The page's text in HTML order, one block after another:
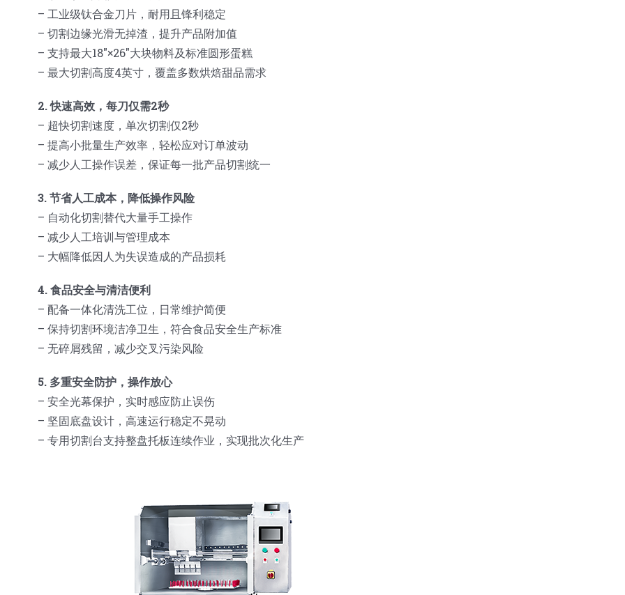
– 工业级钛合金刀片，耐用且锋利稳定
– 切割边缘光滑无掉渣，提升产品附加值
– 支持最大18″×26″大块物料及标准圆形蛋糕
– 最大切割高度4英寸，覆盖多数烘焙甜品需求
2. 快速高效，每刀仅需2秒
– 超快切割速度，单次切割仅2秒
– 提高小批量生产效率，轻松应对订单波动
– 减少人工操作误差，保证每一批产品切割统一
3. 节省人工成本，降低操作风险
– 自动化切割替代大量手工操作
– 减少人工培训与管理成本
– 大幅降低因人为失误造成的产品损耗
4. 食品安全与清洁便利
– 配备一体化清洗工位，日常维护简便
– 保持切割环境洁净卫生，符合食品安全生产标准
– 无碎屑残留，减少交叉污染风险
5. 多重安全防护，操作放心
– 安全光幕保护，实时感应防止误伤
– 坚固底盘设计，高速运行稳定不晃动
– 专用切割台支持整盘托板连续作业，实现批次化生产